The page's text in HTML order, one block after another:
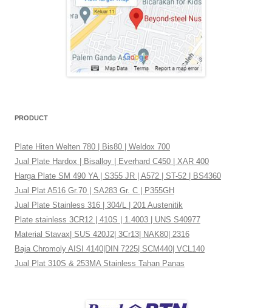
PRODUCT
Plate Hiten Welten 780 | Bis80 | Weldox 700
Jual Plate Hardox | Bisalloy | Everhard C450 | XAR 400
Harga Plate SM 490 YA | S355 JR | A572 | ST-52 | BS4360
Jual Plat A516 Gr.70 | SA283 Gr. C | P355GH
Jual Plate Stainless 316 | 304/L | 201 Austenitik
Plate stainless 3CR12 | 410S | 1.4003 | UNS S40977
Material Stavax| SUS 420J2| 3Cr13| NAK80| 2316
Baja Chromoly AISI 4140|DIN 7225| SCM440| VCL140
Jual Plat 310S & 253MA Stainless Tahan Panas